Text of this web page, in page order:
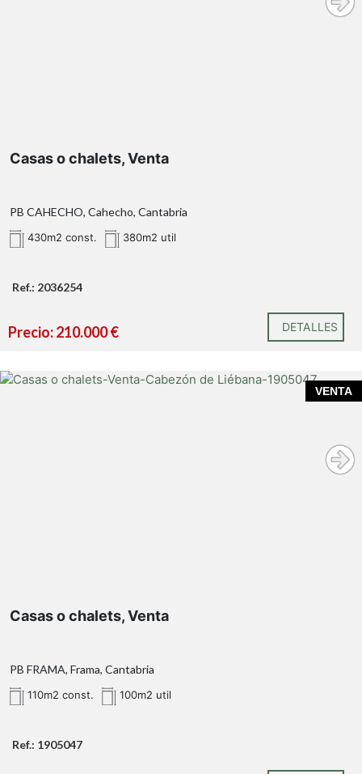
Casas o chalets, Venta
PB CAHECHO, Cahecho, Cantabria
430m2 const. 380m2 util
Ref.: 2036254
Precio: 210.000 € DETALLES
VENTA
Casas o chalets, Venta
PB FRAMA, Frama, Cantabria
110m2 const. 100m2 util
Ref.: 1905047